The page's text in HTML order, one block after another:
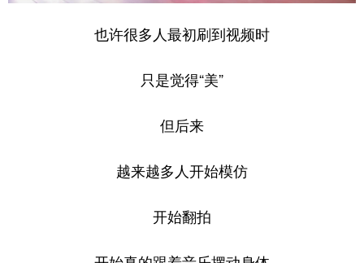
也许很多人最初刷到视频时
只是觉得“美”
但后来
越来越多人开始模仿
开始翻拍